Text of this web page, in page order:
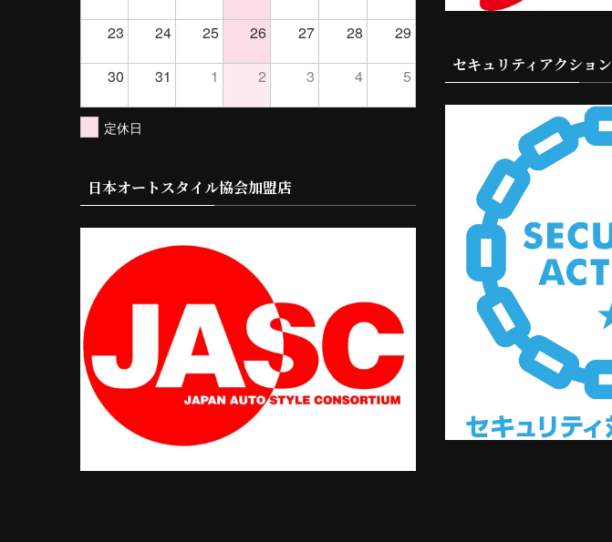
23 24 25 26 27 28 29
30 31 1 2 3 4 5
定休日
日本オートスタイル協会加盟店
セキュリティアクション